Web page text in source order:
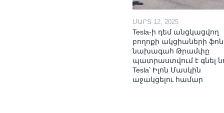
ՄԱՐՏ 12, 2025
Tesla-ի դեմ անցկացվող
բողոքի ակցիաների
նախագահ Թրամփը
պատրաստվում է գնել
Tesla՝ Իլոն Մասկին
աջակցելու համար